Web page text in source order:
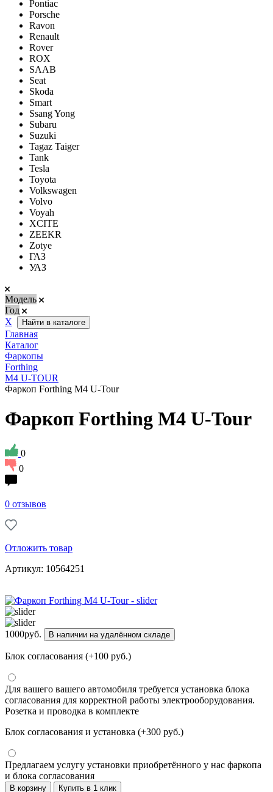
Pontiac
Porsсhe
Ravon
Renault
Rover
ROX
SAAB
Seat
Skoda
Smart
Ssang Yong
Subaru
Suzuki
Tagaz Taiger
Tank
Tesla
Toyota
Volkswagen
Volvo
Voyah
XCITE
ZEEKR
Zotye
ГАЗ
УАЗ
Модель
Год
Х
Найти в каталоге
Главная
Каталог
Фаркопы
Forthing
M4 U-TOUR
Фаркоп Forthing M4 U-Tour
Фаркоп Forthing M4 U-Tour
0
0
0 отзывов
Отложить товар
Артикул: 10564251
1000руб. В наличии на удалённом складе
Блок согласования (+100 руб.)
Для вашего вашего автомобиля требуется установка блока
согласования для корректной работы электрооборудования.
Розетка и проводка в комплекте
Блок согласования и установка (+300 руб.)
Предлагаем услугу установки приобретённого у нас фаркопа
и блока согласования
В корзину Купить в 1 клик